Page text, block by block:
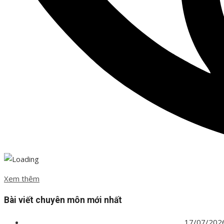
Xem thêm
Bài viết chuyên môn mới nhất
17/07/